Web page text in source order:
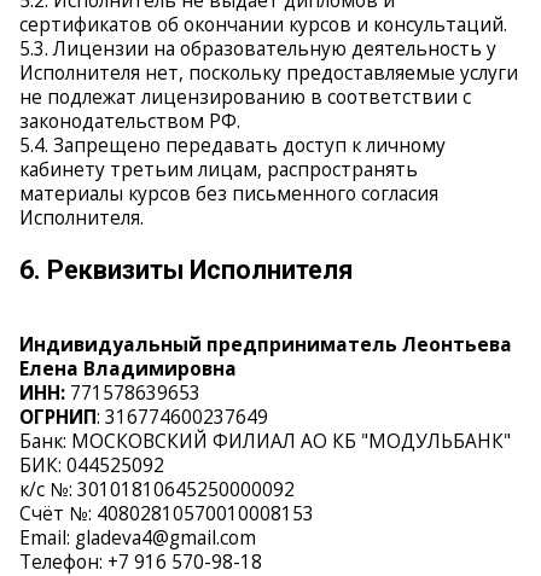
сертификатов об окончании курсов и консультаций.
5.3. Лицензии на образовательную деятельность у
Исполнителя нет, поскольку предоставляемые услуги
не подлежат лицензированию в соответствии с
законодательством РФ.
5.4. Запрещено передавать доступ к личному
кабинету третьим лицам, распространять
материалы курсов без письменного согласия
Исполнителя.
6. Реквизиты Исполнителя
Индивидуальный предприниматель Леонтьева
Елена Владимировна
ИНН: 771578639653
ОГРНИП: 316774600237649
Банк: МОСКОВСКИЙ ФИЛИАЛ АО КБ "МОДУЛЬБАНК"
БИК: 044525092
к/с №: 30101810645250000092
Счёт №: 40802810570010008153
Email: gladeva4@gmail.com
Телефон: +7 916 570-98-18